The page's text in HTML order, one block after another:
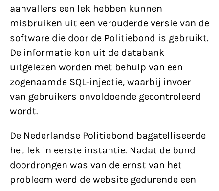
aanvallers een lek hebben kunnen
misbruiken uit een verouderde versie van de
software die door de Politiebond is gebruikt.
De informatie kon uit de databank
uitgelezen worden met behulp van een
zogenaamde SQL-injectie, waarbij invoer
van gebruikers onvoldoende gecontroleerd
wordt.
De Nederlandse Politiebond bagatelliseerde
het lek in eerste instantie. Nadat de bond
doordrongen was van de ernst van het
probleem werd de website gedurende een